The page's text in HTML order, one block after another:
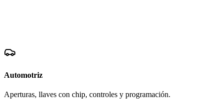
Automotriz
Aperturas, llaves con chip, controles y programación.